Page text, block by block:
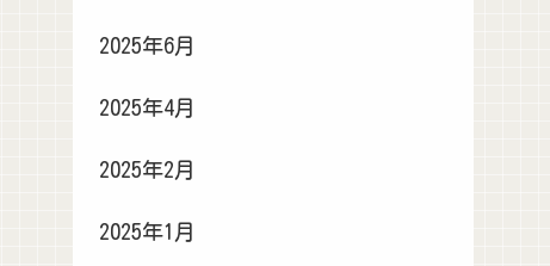
2025年6月
2025年4月
2025年2月
2025年1月